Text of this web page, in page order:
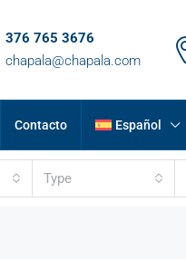
376 765 3676
chapala@chapala.com
Contacto Español
Type